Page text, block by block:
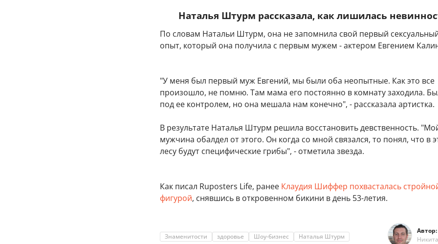
Наталья Штурм рассказала, как лишилась
По словам Натальи Штурм, она не запомнила свой первый
опыт, который она получила с первым мужем - актером Евгением
"У меня был первый муж Евгений, мы были оба неопытные. Как это все
произошло, не помню. Там мама его постоянно в комнату заходила.
под ее контролем, но она мешала нам конечно", - рассказала артистка.
В результате Наталья Штурм решила восстановить девственность.
мужчина обалдел от этого. Он когда со мной связался, то понял, что в
лесу будут специфические грибы", - отметила звезда.
Как писал Ruposters Life, ранее Клаудия Шиффер похвасталась
фигурой, снявшись в откровенном бикини в день 53-летия.
Знаменитости здоровье Шоу-бизнес Наталья Штурм
Автор: